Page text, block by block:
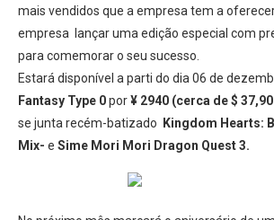
mais vendidos que a empresa tem a
empresa lançar uma edição especial com
para comemorar o seu sucesso.
Estará disponível a parti do dia 06 de
Fantasy Type 0por¥ 2940 (cerca de $
se junta recém-batizado
Kingdom Hearts:
Mix- e Sime Mori Mori Dragon Quest 3.